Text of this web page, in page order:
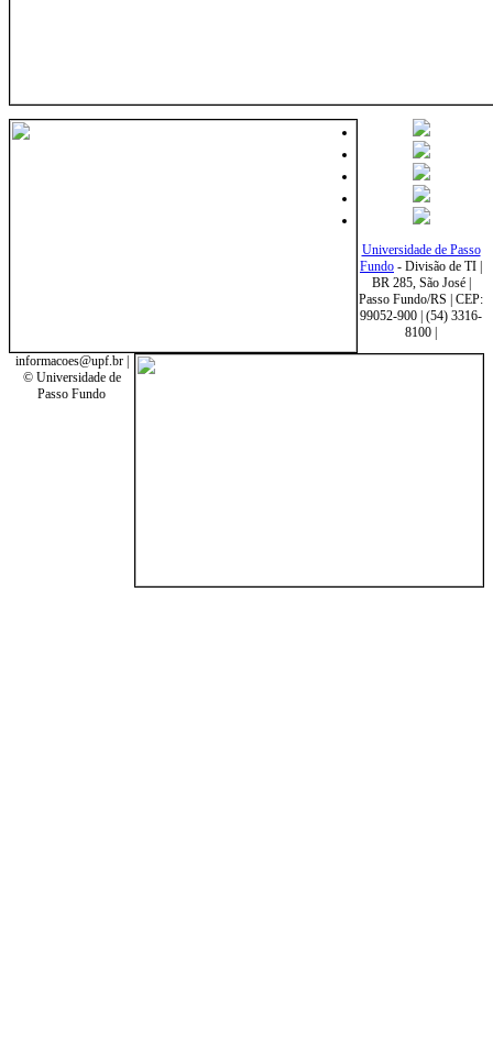
Universidade de Passo
Fundo - Divisão de TI |
BR 285, São José |
Passo Fundo/RS | CEP:
99052-900 | (54) 3316-
8100 |
informacoes@upf.br |
© Universidade de
Passo Fundo